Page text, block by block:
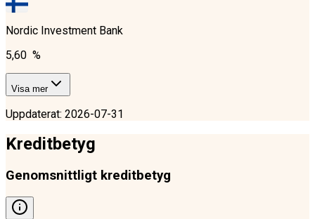
Nordic Investment Bank
5,60 %
Visa mer
Uppdaterat: 2026-07-31
Kreditbetyg
Genomsnittligt kreditbetyg